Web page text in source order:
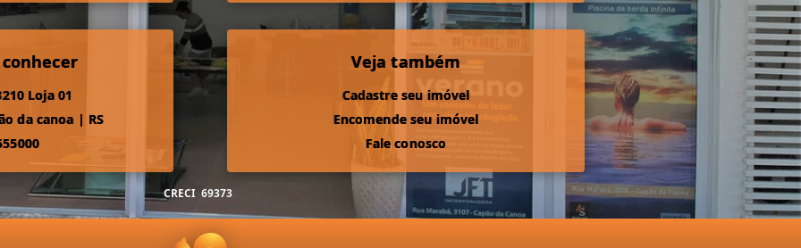
Loja 01
da canoa | RS
Veja também
Cadastre seu imóvel
Encomende seu imóvel
Fale conosco
CRECI 69373